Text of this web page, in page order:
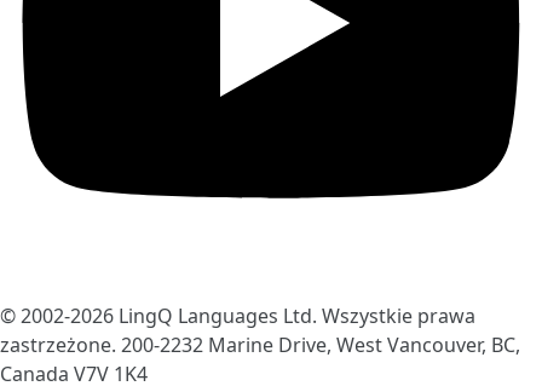
© 2002-2026 LingQ Languages Ltd. Wszystkie prawa
zastrzeżone. 200-2232 Marine Drive, West Vancouver, BC,
Canada V7V 1K4